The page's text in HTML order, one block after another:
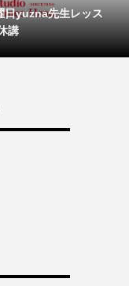
日yuzna先生レッス
講